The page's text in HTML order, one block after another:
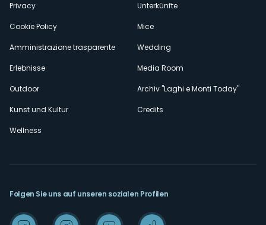
Privacy
Cookie Policy
Amministrazione trasparente
Erlebnisse
Outdoor
Kunst und Kultur
Wellness
Unterkünfte
Mice
Wedding
Media Room
Archiv "Laghi e Monti Today"
Credits
Folgen Sie uns auf unseren sozialen Profilen